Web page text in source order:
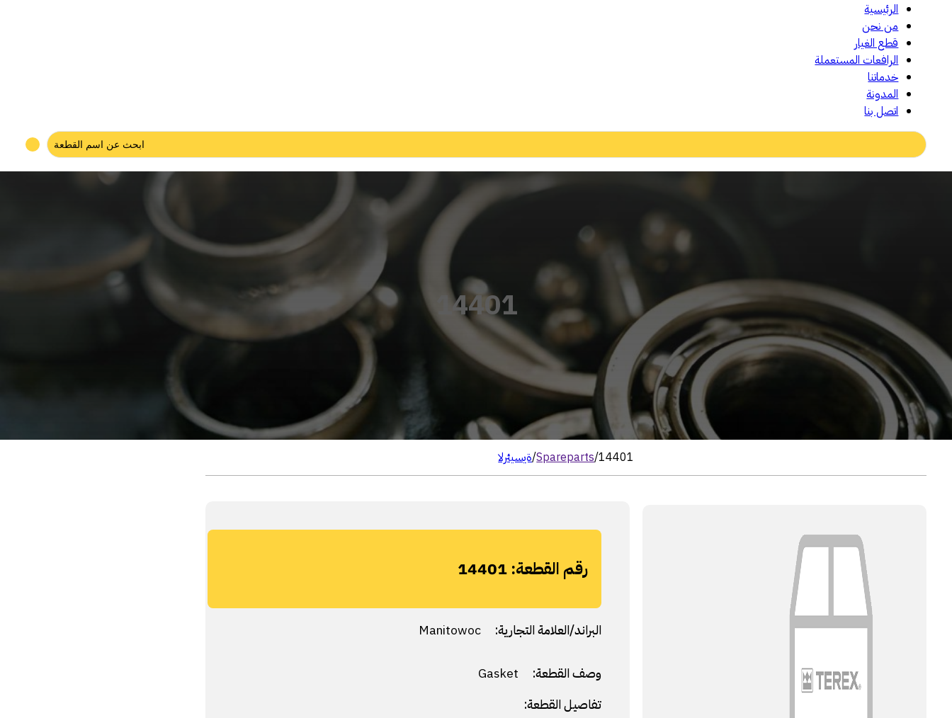
الرئيسية
من نحن
قطع الغيار
الرافعات المستعملة
خدماتنا
المدونة
اتصل بنا
Search
...
14401
الرئيسية/Spareparts/14401
رقم القطعة: 14401
البراند/العلامة التجارية: Manitowoc
وصف القطعة:
تفاصيل القطعة: